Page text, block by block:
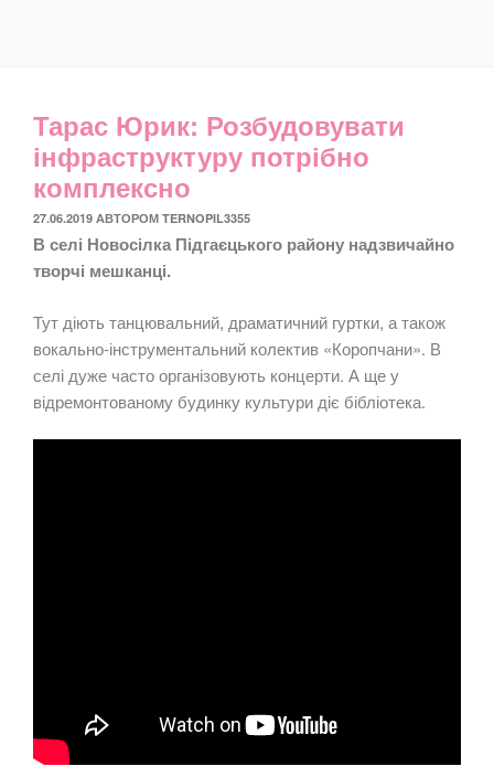
Тарас Юрик: Розбудовувати
інфраструктуру потрібно
комплексно
ОПУБЛІКОВАНО
27.06.2019 АВТОРОМ TERNOPIL3355
В селі Новосілка Підгаєцького району надзвичайно
творчі мешканці.
Тут діють танцювальний, драматичний гуртки, а також
вокально-інструментальний колектив «Коропчани». В
селі дуже часто організовують концерти. А ще у
відремонтованому будинку культури діє бібліотека.